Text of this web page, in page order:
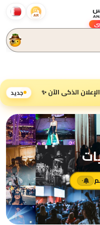
AR
الذكي الآن ✨ جديد
٠